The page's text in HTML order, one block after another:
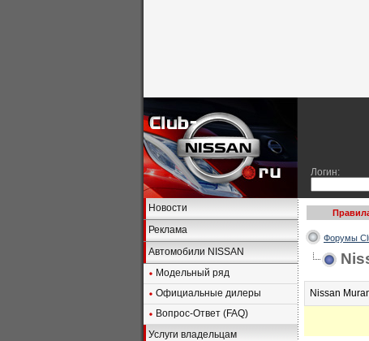
Логин:
Новости
Реклама
Автомобили NISSAN
Модельный ряд
Официальные дилеры
Вопрос-Ответ (FAQ)
Услуги владельцам
Форумы
Nissan